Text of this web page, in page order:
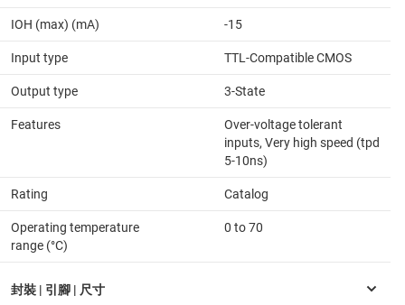
IOH (max) (mA) -15
Input type TTL-Compatible CMOS
Output type 3-State
Features
Over-voltage tolerant
inputs, Very high speed (tpd
5-10ns)
Rating Catalog
Operating temperature
range (°C)
0 to 70